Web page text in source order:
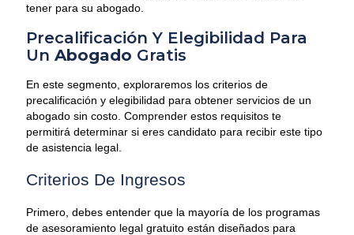
tener para su abogado.
Precalificación Y Elegibilidad Para
Un Abogado Gratis
En este segmento, exploraremos los criterios de
precalificación y elegibilidad para obtener servicios de un
abogado sin costo. Comprender estos requisitos te
permitirá determinar si eres candidato para recibir este tipo
de asistencia legal.
Criterios De Ingresos
Primero, debes entender que la mayoría de los programas
de asesoramiento legal gratuito están diseñados para